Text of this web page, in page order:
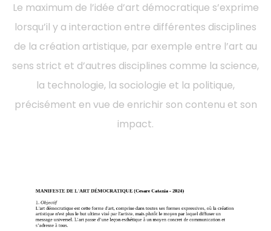
Le maximum de l’idée d’art démocratique s’exprime
lorsqu’il y a interaction entre différentes disciplines
de la création artistique, par exemple entre l’art au
sens strict et d’autres disciplines comme la science,
la technologie, la sociologie et la politique,
précisément en vue de enrichir son contenu et son
impact.